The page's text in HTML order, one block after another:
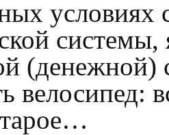
условиях
системы,
(денежной)
велосипед: